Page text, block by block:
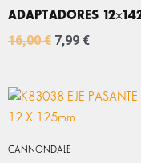
ADAPTADORES
16,00€ 7,99 €
CANNONDALE